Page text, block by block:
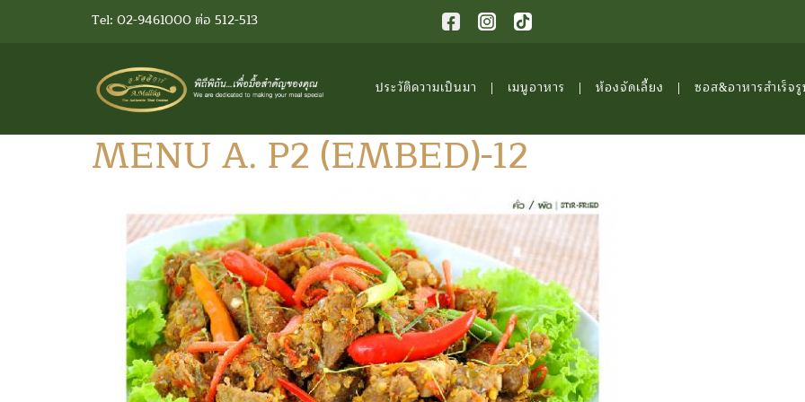
Tel: 02-9461000 ต่อ 512-513
ประวัติความเป็นมา เมนูอาหาร ห้องจัดเลี้ยง ซอส&อาหารสำเร็จ
MENU A. P2 (EMBED)-12